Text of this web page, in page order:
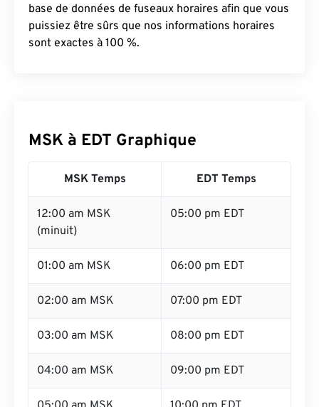
base de données de fuseaux horaires afin que vous
puissiez être sûrs que nos informations horaires
sont exactes à 100 %.
MSK à EDT Graphique
MSK Temps EDT Temps
12:00 am MSK
(minuit)
05:00 pm EDT
01:00 am MSK 06:00 pm EDT
02:00 am MSK 07:00 pm EDT
03:00 am MSK 08:00 pm EDT
04:00 am MSK 09:00 pm EDT